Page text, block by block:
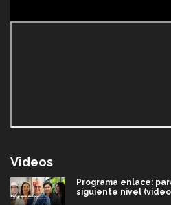
Videos
Programa enlace:
siguiente nivel